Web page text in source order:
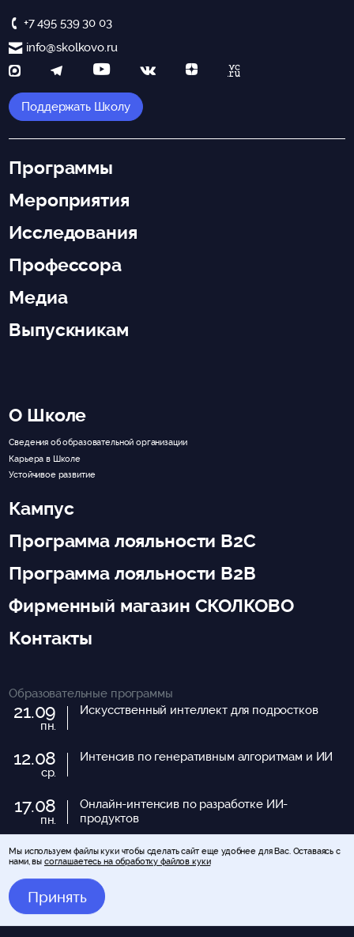
+7 495 539 30 03
info@skolkovo.ru
Поддержать Школу
Программы
Мероприятия
Исследования
Профессора
Медиа
Выпускникам
О Школе
Сведения об образовательной организации
Карьера в Школе
Устойчивое развитие
Кампус
Программа лояльности B2C
Программа лояльности B2B
Фирменный магазин СКОЛКОВО
Контакты
Образовательные программы
21.09
пн.
Искусственный интеллект для подростков
12.08
ср.
Интенсив по генеративным алгоритмам и ИИ
17.08
пн.
Онлайн-интенсив по разработке ИИ-
продуктов
23.08
вс.
Предпринимательский АПГРЕЙД
Все программы
Мы используем файлы куки чтобы сделать сайт еще удобнее для Вас. Оставаясь с
нами, вы соглашаетесь на обработку файлов куки
Принять